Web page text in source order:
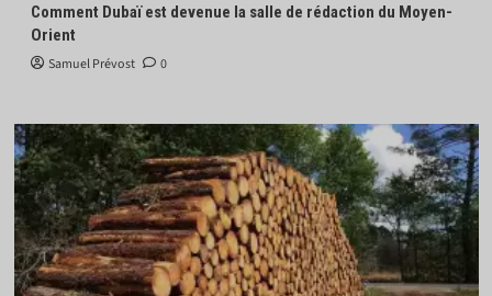
Comment Dubaï est devenue la salle de rédaction du Moyen-
Orient
Samuel Prévost 0